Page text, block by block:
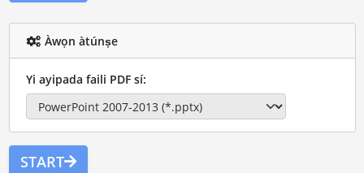
Àwọn àtúnṣe
Yi ayipada faili PDF sí:
START